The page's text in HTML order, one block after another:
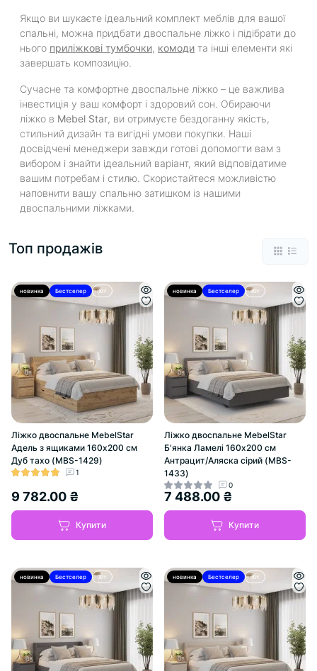
Якщо ви шукаєте ідеальний комплект меблів для вашої
спальні, можна придбати двоспальне ліжко і підібрати до
нього приліжкові тумбочки, комоди та інші елементи які
завершать композицію.
Сучасне та комфортне двоспальне ліжко – це важлива
інвестиція у ваш комфорт і здоровий сон. Обираючи
ліжко в Mebel Star, ви отримуєте бездоганну якість,
стильний дизайн та вигідні умови покупки. Наші
досвідчені менеджери завжди готові допомогти вам з
вибором і знайти ідеальний варіант, який відповідатиме
вашим потребам і стилю. Скористайтеся можливістю
наповнити вашу спальню затишком із нашими
двоспальними ліжками.
Топ продажів
новинка Бестселер Хіт
Ліжко двоспальне MebelStar
Адель з ящиками 160x200 см
Дуб тахо (MBS-1429)
1
9 782.00 ₴
Купити
новинка Бестселер Хіт
Ліжко двоспальне MebelStar
Б'янка Ламелі 160x200 см
Антрацит/Аляска сірий (MBS-
1433)
0
7 488.00 ₴
Купити
новинка Бестселер Хіт новинка Бестселер Хіт